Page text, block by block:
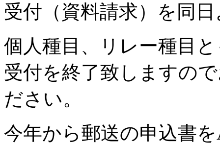
受付（資料請求）を同
個人種目、リレー種目
受付を終了致しますの
ださい。
今年から郵送の申込書